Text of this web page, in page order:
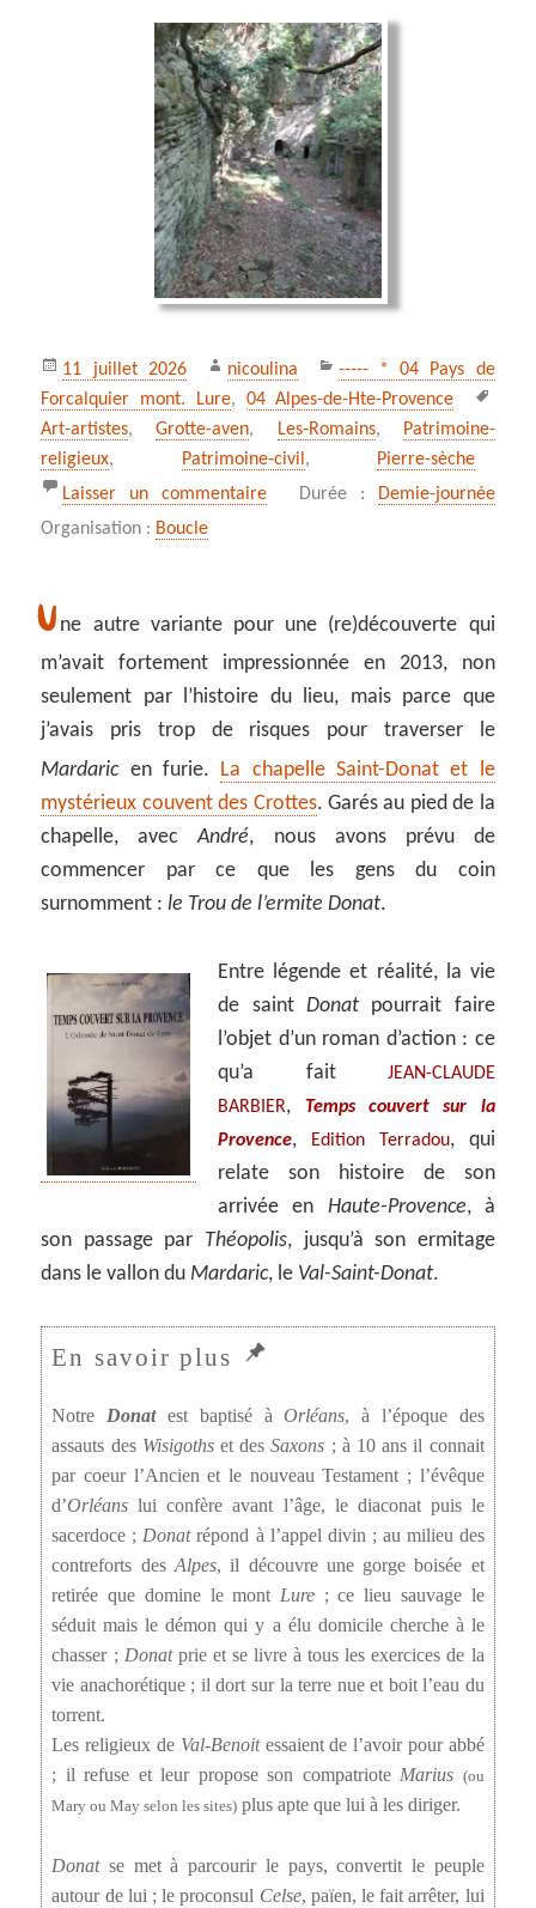
Publié
le
11 juillet 2026 Auteur
nicoulina Catégories
----- * 04 Pays de
Forcalquier mont. Lure, 04 Alpes-de-Hte-Provence
Art-artistes,Grotte-aven, Les‑Romains,
Patrimoine-
religieux, Patrimoine‑civil ,
Pierre-sèche
Laisser un commentaire
sur *** Le dernier refuge de saint
Durée :
Demie-journée
Organisation : Boucle
U ne autre variante pour une (re)découverte qui
m’avait fortement impressionnée en 2013, non
seulement par l’histoire du lieu, mais parce que
j’avais pris trop de risques pour traverser le
Mardaricen furie. La chapelle Saint-Donat et le
mystérieux couvent des Crottes. Garés au pied de la
chapelle, avecAndré, nous avons prévu de
commencer par ce que les gens du coin
surnomment :le Trou de l’ermite Donat.
Entre légende et réalité, la vie
de saint Donat pourrait faire
l’objet d’un roman d’action : ce
qu’a fait
JEAN-CLAUDE
BARBIER,
Temps couvert sur la
Provence, Edition Terradou, qui
relate son histoire de son
arrivée en Haute-Provence, à
son passage par Théopolis, jusqu’à son ermitage
dans le vallon du Mardaric, le Val-Saint-Donat.
NotreDonat est baptisé àOrléans, à l’époque des
assauts des Wisigothset desSaxons ; à 10 ans il connait
par coeur l’Ancien et le nouveau Testament ; l’évêque
d’Orléans lui confère avant l’âge, le diaconat puis le
sacerdoce ;Donatrépond à l’appel divin ; au milieu des
contreforts desAlpes, il découvre une gorge boisée et
retirée que domine le mont Lure ; ce lieu sauvage le
séduit mais le démon qui y a élu domicile cherche à le
chasser ; Donat prie et se livre à tous les exercices de la
vie anachorétique ; il dort sur la terre nue et boit l’eau du
torrent.
Les religieux de Val-Benoitessaient de l’avoir pour abbé
; il refuse et leur propose son compatrioteMarius (ou
Mary ou May selon les sites) plus apte que lui à les diriger.
Donatse met à parcourir le pays, convertit le peuple
autour de lui ; le proconsul Celse, païen, le fait arrêter, lui